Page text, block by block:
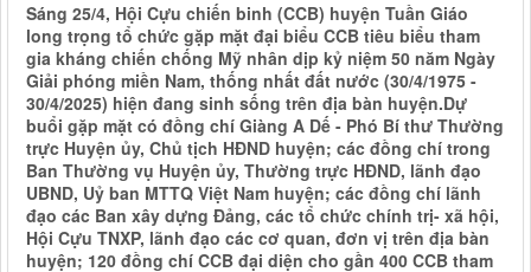
Sáng 25/4, Hội Cựu chiến binh (CCB) huyện Tuần Giáo
long trọng tổ chức gặp mặt đại biểu CCB tiêu biểu tham
gia kháng chiến chống Mỹ nhân dịp kỷ niệm 50 năm Ngày
Giải phóng miền Nam, thống nhất đất nước (30/4/1975 -
30/4/2025) hiện đang sinh sống trên địa bàn huyện.Dự
buổi gặp mặt có đồng chí Giàng A Dế - Phó Bí thư Thường
trực Huyện ủy, Chủ tịch HĐND huyện; các đồng chí trong
Ban Thường vụ Huyện ủy, Thường trực HĐND, lãnh đạo
UBND, Uỷ ban MTTQ Việt Nam huyện; các đồng chí lãnh
đạo các Ban xây dựng Đảng, các tổ chức chính trị- xã hội,
Hội Cựu TNXP, lãnh đạo các cơ quan, đơn vị trên địa bàn
huyện; 120 đồng chí CCB đại diện cho gần 400 CCB tham